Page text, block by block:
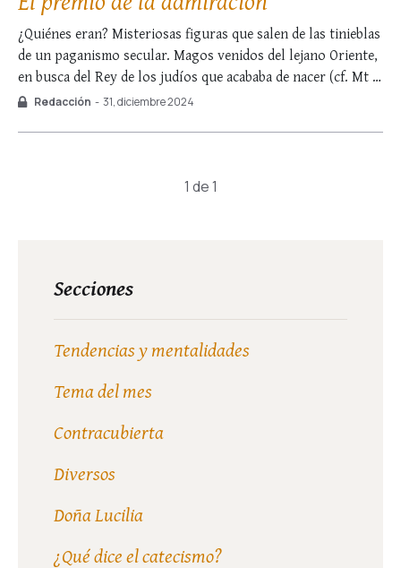
¿Quiénes eran? Misteriosas figuras que salen de las tinieblas
de un paganismo secular. Magos venidos del lejano Oriente,
en busca del Rey de los judíos que acababa de nacer (cf. Mt 2,
2). Su insólita caravana puso en alerta a la adormecida
Redacción - 31, diciembre 2024
1 de 1
Secciones
Tendencias y mentalidades
Tema del mes
Contracubierta
Diversos
Doña Lucilia
¿Qué dice el catecismo?